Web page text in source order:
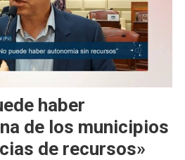
haber
de los municipios
de recursos»